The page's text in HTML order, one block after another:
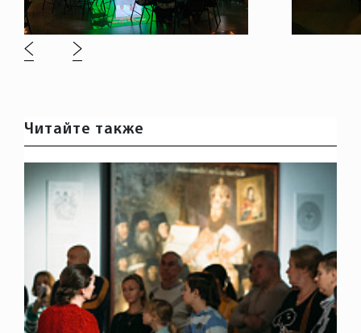
Читайте также